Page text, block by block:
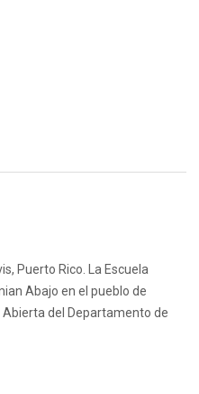
Puerto Rico. La Escuela
Abajo en el pueblo de
Abierta del Departamento de